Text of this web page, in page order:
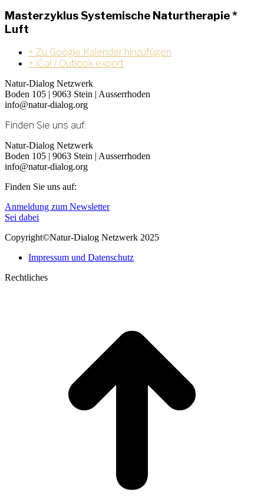
Masterzyklus Systemische Naturtherapie *
Luft
+ Zu Google Kalender hinzufügen
+ iCal / Outlook export
Natur-Dialog Netzwerk
Boden 105 | 9063 Stein | Ausserrhoden
info@natur-dialog.org
Finden Sie uns auf:
Linkedin
page
opens
new
E-
Mail
page
in
window
Natur-Dialog Netzwerk
Boden 105 | 9063 Stein | Ausserrhoden
info@natur-dialog.org
Finden Sie uns auf:
Linkedin
page
in
window
E-
Mail
opens
new
Anmeldung zum Newsletter
Sei dabei
Copyright©Natur-Dialog Netzwerk 2025
Impressum und Datenschutz
Rechtliches